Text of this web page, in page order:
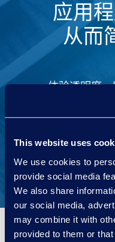
This website uses
We use cookies to
provide social media
We also share
our social media,
may combine it with
provided to them or
应用
从而
体验透明度
速决策的优
问安全